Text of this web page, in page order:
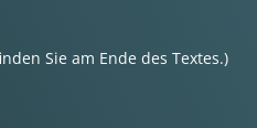
Sie am Ende des Textes.)